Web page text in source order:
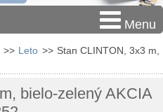
Menu
>> Leto >> Stan CLINTON, 3x3 m,
bielo-zelený AKCIA